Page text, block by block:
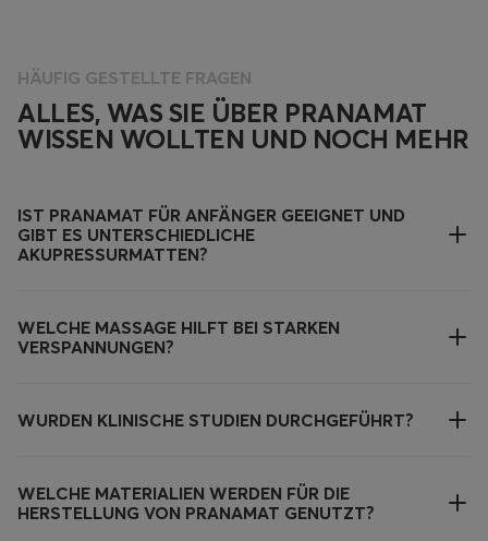
HÄUFIG GESTELLTE FRAGEN
ALLES, WAS SIE ÜBER PRANAMAT
WISSEN WOLLTEN UND NOCH MEHR
IST PRANAMAT FÜR ANFÄNGER GEEIGNET UND
GIBT ES UNTERSCHIEDLICHE
AKUPRESSURMATTEN?
WELCHE MASSAGE HILFT BEI STARKEN
VERSPANNUNGEN?
WURDEN KLINISCHE STUDIEN DURCHGEFÜHRT?
WELCHE MATERIALIEN WERDEN FÜR DIE
HERSTELLUNG VON PRANAMAT GENUTZT?